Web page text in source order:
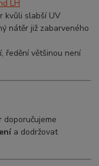
LH
kvůli slabší UV
nátěr již zabarveného
ředění většinou není
doporučujeme
a dodržovat